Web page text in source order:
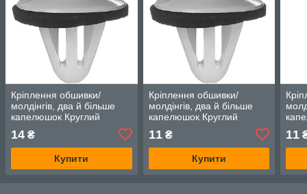
Кріплення обшивки/
молдінгів, два й більше
капелюшок Круглий
14 ₴
Купити
Кріплення обшивки/
молдінгів, два й більше
капелюшок Круглий
11₴
Купити
11